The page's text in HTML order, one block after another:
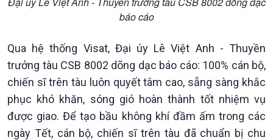
báo cáo
Qua hệ thống Visat, Đại úy Lê Việt Anh - Thuyền
trưởng tàu CSB 8002 dõng dạc báo cáo: 100% cán bộ,
chiến sĩ trên tàu luôn quyết tâm cao, sẵng sàng khắc
phục khó khăn, sóng gió hoàn thành tốt nhiệm vụ
được giao. Để tạo bầu không khí đầm ấm trong các
ngày Tết, cán bộ, chiến sĩ trên tàu đã chuẩn bị chu